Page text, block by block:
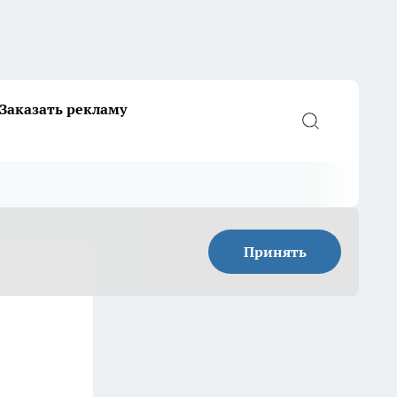
Заказать рекламу
Принять